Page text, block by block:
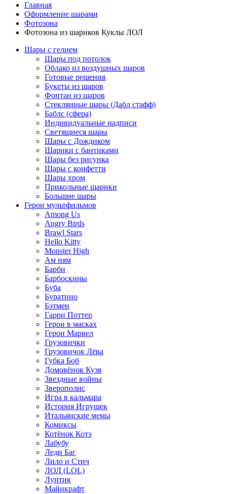
Главная
Оформление шарами
Фотозона
Фотозона из шариков Куклы ЛОЛ
Шары с гелием
Шары под потолок
Облако из воздушных шаров
Готовые решения
Букеты из шаров
Фонтан из шаров
Стеклянные шары (Дабл стафф)
Баблс (сфера)
Индивидуальные надписи
Светящиеся шары
Шары с Дождиком
Шарики с бантиками
Шары без рисунка
Шары с конфетти
Шары хром
Прикольные шарики
Большие шары
Герои мультфильмов
Among Us
Angry Birds
Brawl Stars
Hello Kitty
Monster High
Ам ням
Барби
Барбоскины
Буба
Буратино
Бэтмен
Гарри Поттер
Герои в масках
Герои Марвел
Грузовички
Грузовичок Лёва
Губка Боб
Домовёнок Кузя
Звездные войны
Зверополис
Игра в кальмара
История Игрушек
Итальянские мемы
Комиксы
Котёнок Котэ
Лабубу
Леди Баг
Лило и Стич
ЛОЛ (LOL)
Лунтик
Майнкрафт